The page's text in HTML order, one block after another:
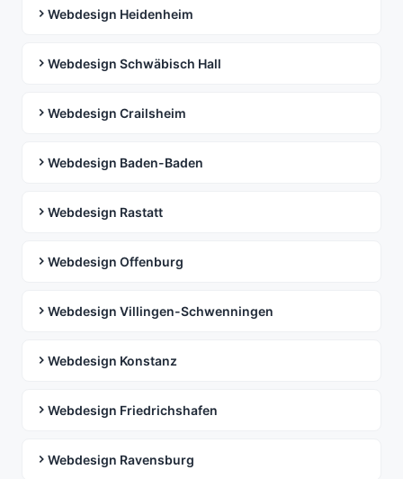
Webdesign Heidenheim
Webdesign Schwäbisch Hall
Webdesign Crailsheim
Webdesign Baden-Baden
Webdesign Rastatt
Webdesign Offenburg
Webdesign Villingen-Schwenningen
Webdesign Konstanz
Webdesign Friedrichshafen
Webdesign Ravensburg